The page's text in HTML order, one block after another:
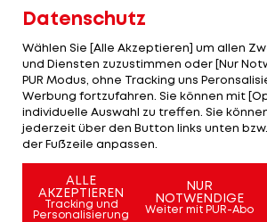
following the mutual
termination of his
effective from 30
the conclusion of his
loan spell.
Wishing you all the
future, Tanguy 🤍
— Tottenham Hotspur
June 12, 2024
Datenschutz
Wählen Sie [Alle Akzeptieren] um allen
und Diensten zuzustimmen oder [Nur
PUR Modus, ohne Tracking uns
Werbung fortzufahren. Sie können mit
individuelle Auswahl zu treffen. Sie
jederzeit über den Button links unten
der Fußzeile anpassen.
ALLE
AKZEPTIEREN
Tracking und
Personalisierung
NUR
NOTWENDIGE
Weiter mit PUR-Abo